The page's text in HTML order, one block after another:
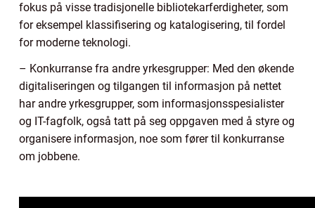
fokus på visse tradisjonelle bibliotekarferdigheter, som
for eksempel klassifisering og katalogisering, til fordel
for moderne teknologi.
– Konkurranse fra andre yrkesgrupper: Med den økende
digitaliseringen og tilgangen til informasjon på nettet
har andre yrkesgrupper, som informasjonsspesialister
og IT-fagfolk, også tatt på seg oppgaven med å styre og
organisere informasjon, noe som fører til konkurranse
om jobbene.